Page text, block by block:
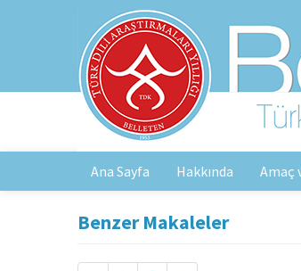
Ana Sayfa Hakkında Amaç
Benzer Makaleler